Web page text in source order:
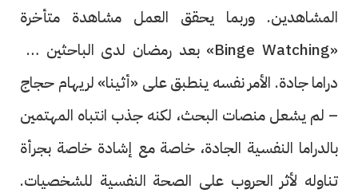
المشاهدين. وربما يحقق العمل مشاهدة متأخرة
«Binge Watching» بعد رمضان لدى الباحثين عن
دراما جادة. الأمر نفسه ينطبق على «أثينا» لريهام حجاج
– لم يشعل منصات البحث، لكنه جذب انتباه المهتمين
بالدراما النفسية الجادة، خاصة مع إشادة خاصة بجرأة
تناوله لأثر الحروب على الصحة النفسية للشخصيات.